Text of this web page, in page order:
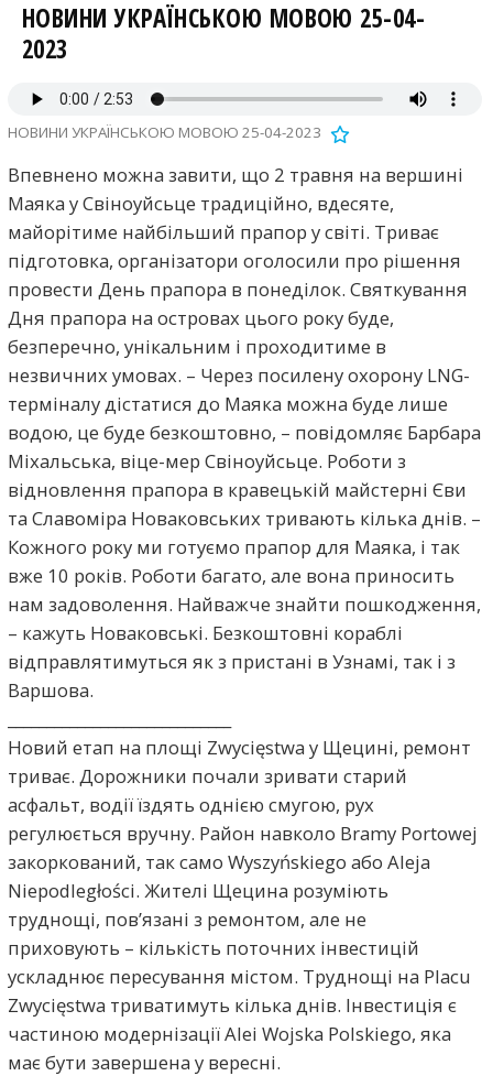
НОВИНИ УКРАЇНСЬКОЮ МОВОЮ 25-04-
2023
НОВИНИ УКРАЇНСЬКОЮ МОВОЮ 25-04-2023
Впевнено можна завити, що 2 травня на вершині
Маяка у Свіноуйсьце традиційно, вдесяте,
майорітиме найбільший прапор у світі. Триває
підготовка, організатори оголосили про рішення
провести День прапора в понеділок. Святкування
Дня прапора на островах цього року буде,
безперечно, унікальним і проходитиме в
незвичних умовах. – Через посилену охорону LNG-
терміналу дістатися до Маяка можна буде лише
водою, це буде безкоштовно, – повідомляє Барбара
Міхальська, віце-мер Свіноуйсьце. Роботи з
відновлення прапора в кравецькій майстерні Єви
та Славоміра Новаковських тривають кілька днів. –
Кожного року ми готуємо прапор для Маяка, і так
вже 10 років. Роботи багато, але вона приносить
нам задоволення. Найважче знайти пошкодження,
– кажуть Новаковські. Безкоштовні кораблі
відправлятимуться як з пристані в Узнамі, так і з
Варшова.
Новий етап на площі Zwycięstwa у Щецині, ремонт
триває. Дорожники почали зривати старий
асфальт, водії їздять однією смугою, рух
регулюється вручну. Район навколо Bramy Portowej
закоркований, так само Wyszyńskiego або Aleja
Niepodległości. Жителі Щецина розуміють
труднощі, пов’язані з ремонтом, але не
приховують – кількість поточних інвестицій
ускладнює пересування містом. Труднощі на Placu
Zwycięstwa триватимуть кілька днів. Інвестиція є
частиною модернізації Aleі Wojska Polskiego, яка
має бути завершена у вересні.